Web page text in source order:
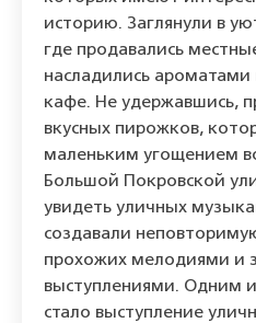
историю. Заглянули в
где продавались
насладились
кафе. Не удержавшись,
вкусных пирожков,
маленьким угощением
Большой Покровской
увидеть уличных
создавали
прохожих мелодиями и
выступлениями. Одним
стало выступление